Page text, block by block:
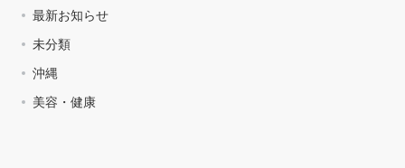
最新お知らせ
未分類
沖縄
美容・健康